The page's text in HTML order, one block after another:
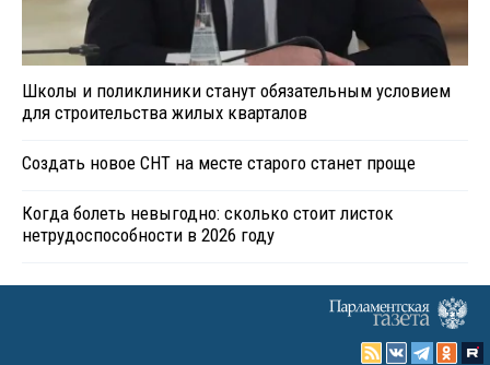
Школы и поликлиники станут обязательным условием
для строительства жилых кварталов
Создать новое СНТ на месте старого станет проще
Когда болеть невыгодно: сколько стоит листок
нетрудоспособности в 2026 году